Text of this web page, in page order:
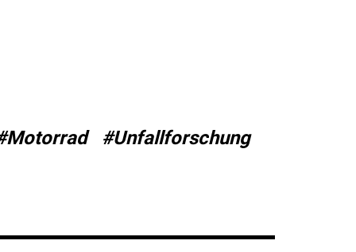
#Unfallforschung